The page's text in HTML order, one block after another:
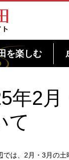
を楽しむ
年2
て
では、2月・3月の土